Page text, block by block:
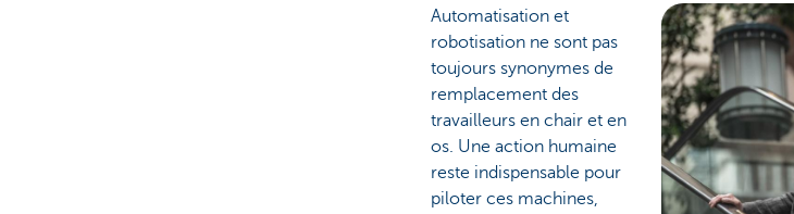
Automatisation et
robotisation ne sont pas
toujours synonymes de
remplacement des
travailleurs en chair et en
os. Une action humaine
reste indispensable pour
piloter ces machines,